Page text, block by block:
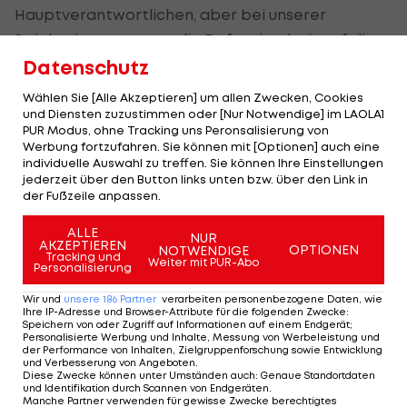
Hauptverantwortlichen, aber bei unserer
Spielweise muss man die Defensivarbeit auf die
gesamte Mannschaft beziehen." Und da agiere
konsequent genug und zu verspielt".
Angesprochen auf die erste Partie gegenDavid
Alabaund Co. meint der ÖFB-Verteidiger
rückblickend: "Wir haben den Bayern über 80
Minute einen richtig große Aufgabe gegeben. Am
Ende ist es halt in die Hose gegangen. Das soll in
diesem Ausmaß auf Champions-League-Niveau
zwar nicht passieren, aber das sind eben auch die
Bayern. Die spüren das, wenn der Gegner einen
kleinen Knick bekommt."
Datenschutz
Wählen Sie [Alle Akzeptieren] um allen Zwecken, Cookies
und Diensten zuzustimmen oder [Nur Notwendige] im LAOLA1
PUR Modus, ohne Tracking uns Peronsalisierung von
Werbung fortzufahren. Sie können mit [Optionen] auch eine
individuelle Auswahl zu treffen. Sie können Ihre Einstellungen
jederzeit über den Button links unten bzw. über den Link in
der Fußzeile anpassen.
ALLE
AKZEPTIEREN
Tracking und
Personalisierung
NUR
NOTWENDIGE
Weiter mit PUR-Abo
OPTIONEN
Wir und unsere 186 Partner verarbeiten personenbezogene Daten, wie
Ihre IP-Adresse und Browser-Attribute für die folgenden Zwecke:
Speichern von oder Zugriff auf Informationen auf einem Endgerät;
Personalisierte Werbung und Inhalte, Messung von Werbeleistung und
der Performance von Inhalten, Zielgruppenforschung sowie Entwicklung
und Verbesserung von Angeboten
Diese Zwecke können unter Umständen auch: Genaue Standortdaten
und Identifikation durch Scannen von Endgeräten
Manche Partner verwenden für gewisse Zwecke berechtigtes